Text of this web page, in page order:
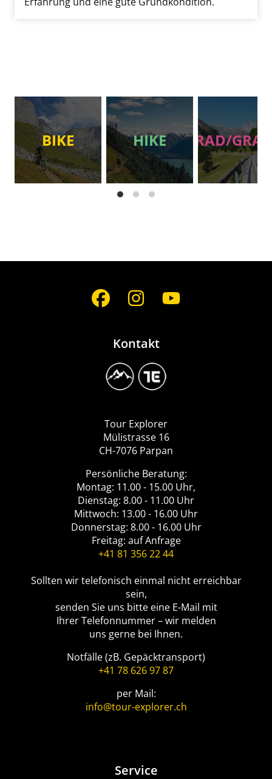
BIKE HIKE RAD/
Social
Media
Kontakt
Image
ExplorerTour Explorer
Mülistrasse 16
CH-7076 Parpan
Persönliche Beratung:
Montag: 11.00 - 15.00 Uhr,
Dienstag: 8.00 - 11.00 Uhr
Mittwoch: 13.00 - 16.00 Uhr
Donnerstag: 8.00 - 16.00 Uhr
Freitag: auf Anfrage
+41 81 356 22 44
Sollten wir telefonisch einmal nicht erreichbar
sein,
senden Sie uns bitte eine E-Mail mit
Ihrer Telefonnummer – wir melden
uns gerne bei Ihnen.
Notfälle (zB. Gepäcktransport)
+41 78 626 97 87
per Mail:
info@tour-explorer.ch
Service